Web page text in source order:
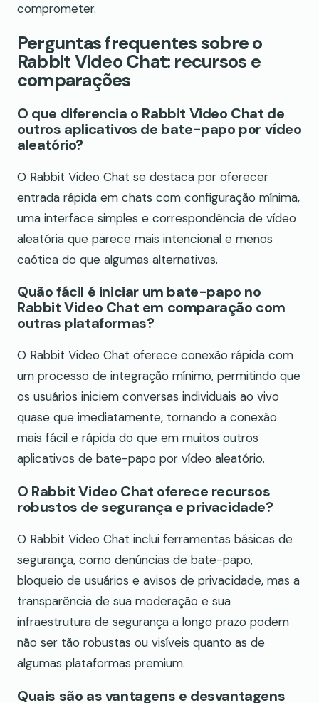
comprometer.
Perguntas frequentes sobre o
Rabbit Video Chat: recursos e
comparações
O que diferencia o Rabbit Video Chat de
outros aplicativos de bate-papo por vídeo
aleatório?
O Rabbit Video Chat se destaca por oferecer
entrada rápida em chats com configuração mínima,
uma interface simples e correspondência de vídeo
aleatória que parece mais intencional e menos
caótica do que algumas alternativas.
Quão fácil é iniciar um bate-papo no
Rabbit Video Chat em comparação com
outras plataformas?
O Rabbit Video Chat oferece conexão rápida com
um processo de integração mínimo, permitindo que
os usuários iniciem conversas individuais ao vivo
quase que imediatamente, tornando a conexão
mais fácil e rápida do que em muitos outros
aplicativos de bate-papo por vídeo aleatório.
O Rabbit Video Chat oferece recursos
robustos de segurança e privacidade?
O Rabbit Video Chat inclui ferramentas básicas de
segurança, como denúncias de bate-papo,
bloqueio de usuários e avisos de privacidade, mas a
transparência de sua moderação e sua
infraestrutura de segurança a longo prazo podem
não ser tão robustas ou visíveis quanto as de
algumas plataformas premium.
Quais são as vantagens e desvantagens